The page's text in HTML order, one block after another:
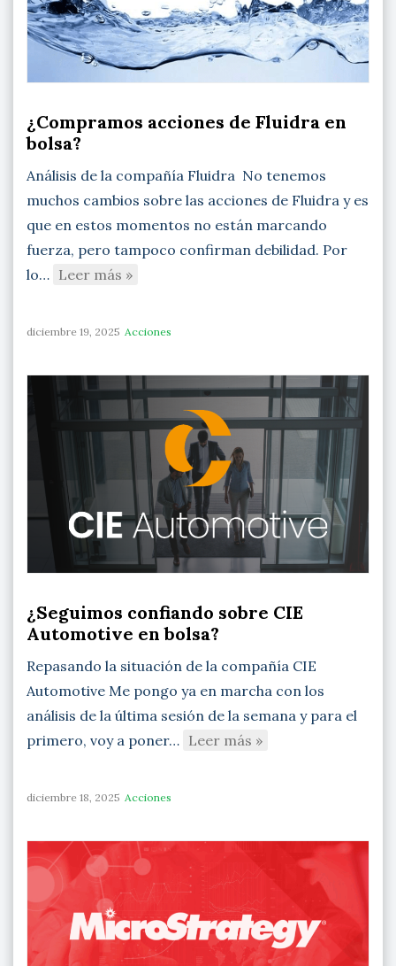
¿Compramos acciones de Fluidra en
bolsa?
Análisis de la compañía Fluidra No tenemos
muchos cambios sobre las acciones de Fluidra y es
que en estos momentos no están marcando
fuerza, pero tampoco confirman debilidad. Por
lo… Leer más »
diciembre 19, 2025 Acciones
¿Seguimos confiando sobre CIE
Automotive en bolsa?
Repasando la situación de la compañía CIE
Automotive Me pongo ya en marcha con los
análisis de la última sesión de la semana y para el
primero, voy a poner… Leer más »
diciembre 18, 2025 Acciones